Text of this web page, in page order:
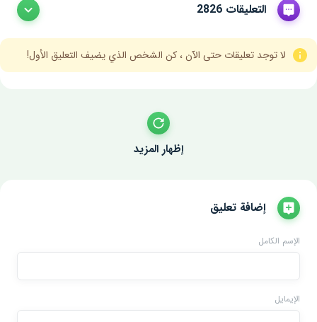
التعليقات 2826
لا توجد تعليقات حتى الآن ، كن الشخص الذي يضيف التعليق الأول!
إظهار المزيد
إضافة تعليق
الإسم الكامل
الإيمايل